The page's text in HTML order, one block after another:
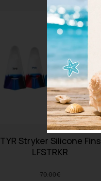
TYR Stryker Silicone Fins
LFSTRKR
70.00€